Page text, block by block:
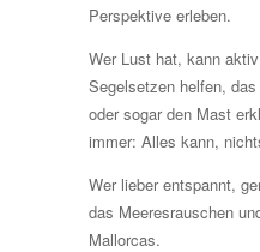
Perspektive erleben.
Wer Lust hat, kann
Segelsetzen helfen,
oder sogar den Mast
immer: Alles kann,
Wer lieber entspannt,
das Meeresrauschen
Mallorcas.